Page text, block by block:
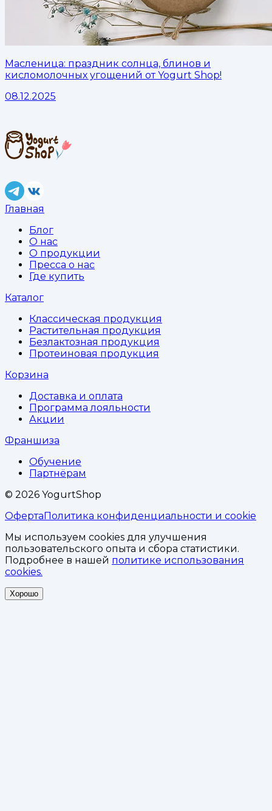
Масленица: праздник солнца, блинов и
кисломолочных угощений от Yogurt Shop!
08.12.2025
Главная
Блог
О нас
О продукции
Пресса о нас
Где купить
Каталог
Классическая продукция
Растительная продукция
Безлактозная продукция
Протеиновая продукция
Корзина
Доставка и оплата
Программа лояльности
Акции
Франшиза
Обучение
Партнёрам
© 2026 YogurtShop
ОфертаПолитика конфиденциальности и cookie
Мы используем cookies для улучшения
пользовательского опыта и сбора статистики.
Подробнее в нашей политике использования
cookies.
Хорошо